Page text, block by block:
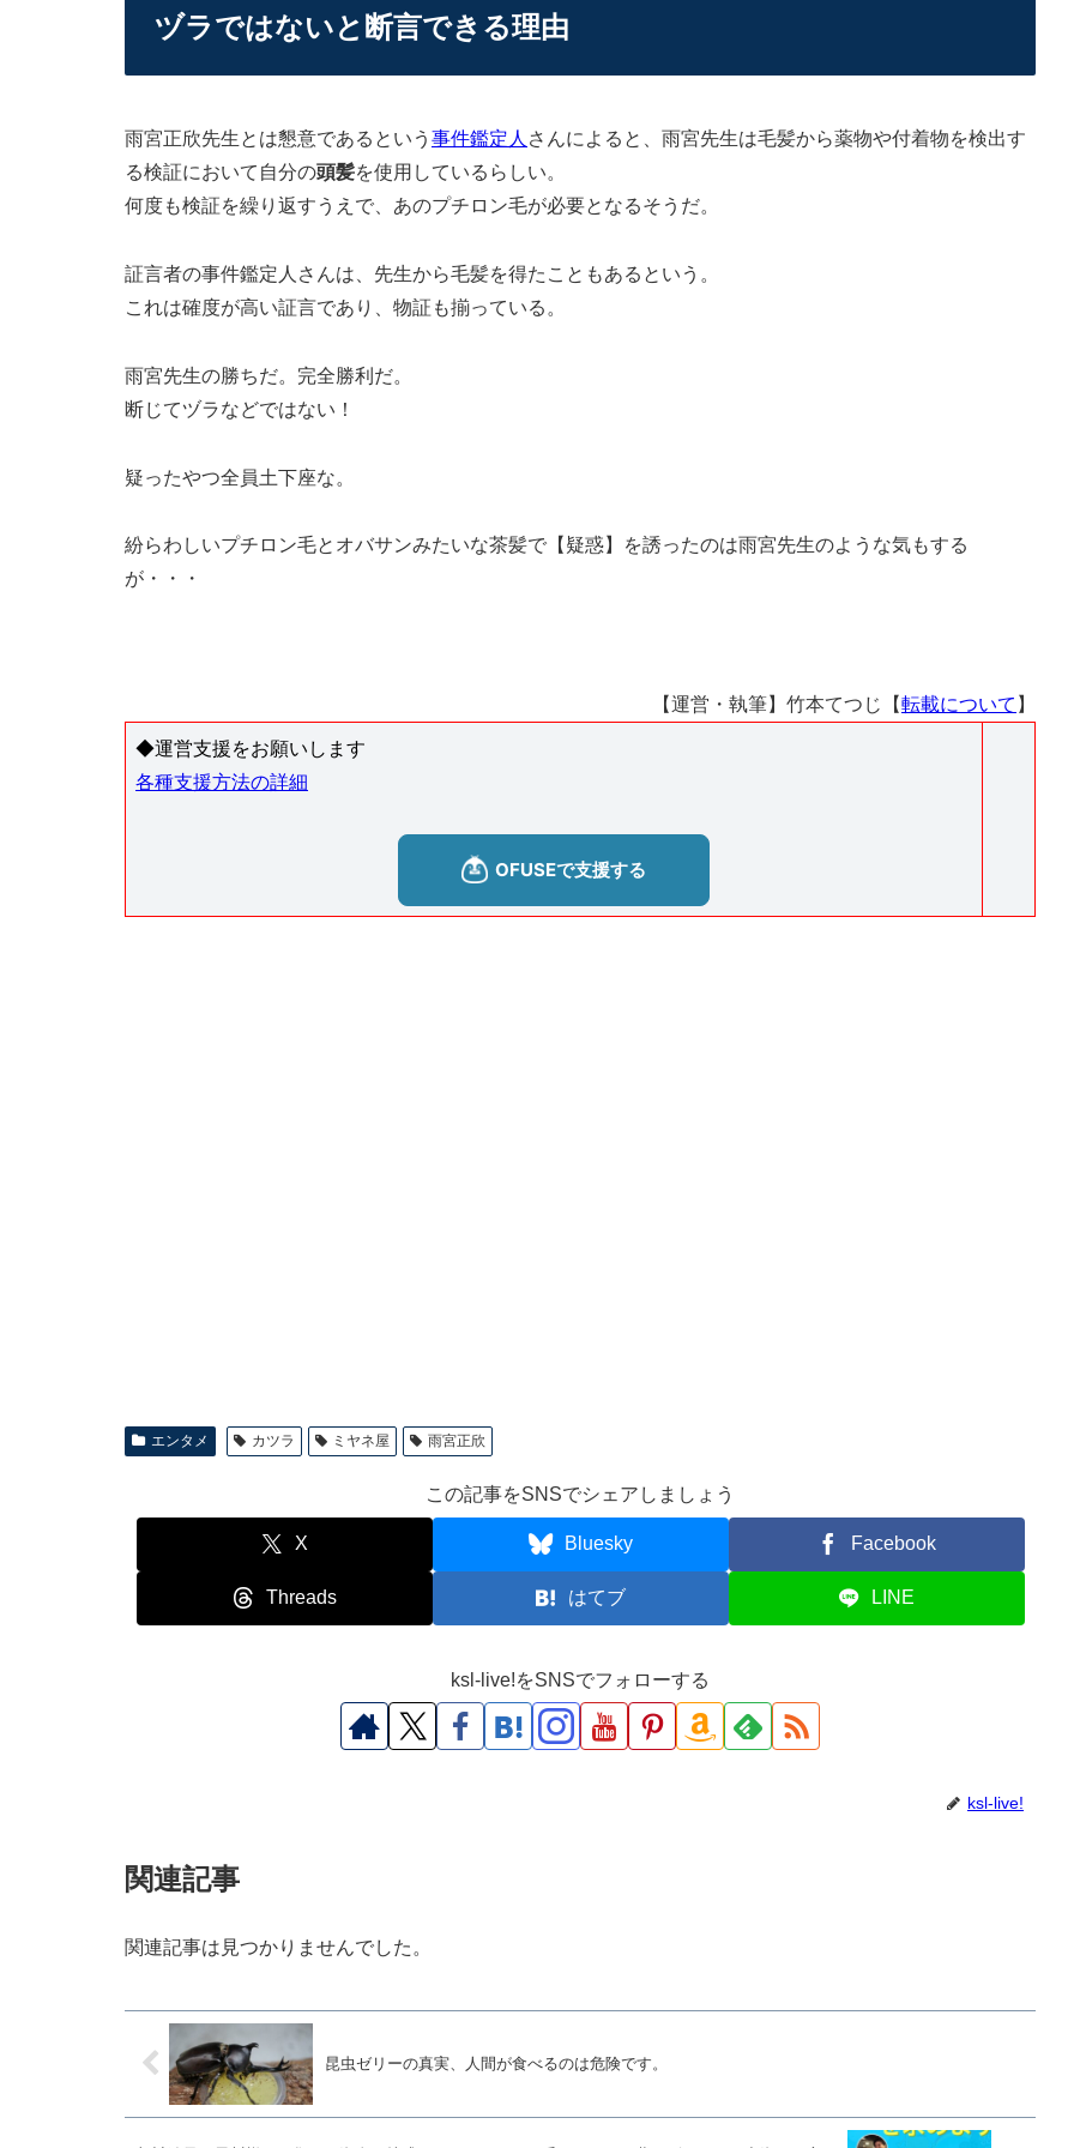
ヅラではないと断言できる理由
雨宮正欣先生とは懇意であるという 事件鑑定人 さんによると、雨宮先生は毛髪から薬物や付着物を検出す
る検証において自分の頭髪を使用しているらしい。
何度も検証を繰り返すうえで、あのプチロン毛が必要となるそうだ。
証言者の事件鑑定人さんは、先生から毛髪を得たこともあるという。
これは確度が高い証言であり、物証も揃っている。
雨宮先生の勝ちだ。完全勝利だ。
断じてヅラなどではない！
疑ったやつ全員土下座な。
紛らわしいプチロン毛とオバサンみたいな茶髪で【疑惑】を誘ったのは雨宮先生のような気もする
が・・・
【運営・執筆】竹本てつじ【転載について 】
◆運営支援をお願いします
各種支援方法の詳細
エンタメ カツラ ミヤネ屋 雨宮正欣
この記事をSNSでシェアしましょう
X Bluesky Facebook
Threads はてブ LINE
ksl-live!をSNSでフォローする
ksl-live!
関連記事
関連記事は見つかりませんでした。
昆虫ゼリーの真実、人間が食べるのは危険です。